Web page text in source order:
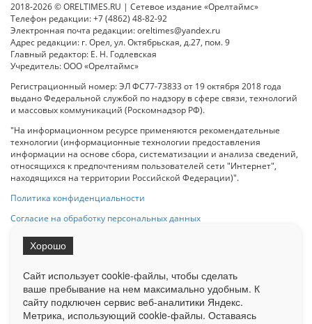
2018-2026 © ORELTIMES.RU | Сетевое издание «Орелтаймс»
Телефон редакции: +7 (4862) 48-82-92
Электронная почта редакции: oreltimes@yandex.ru
Адрес редакции: г. Орел, ул. Октябрьская, д.27, пом. 9
Главный редактор: Е. Н. Годлевская
Учредитель: ООО «Орелтаймс»
Регистрационный номер: ЭЛ ФС77-73833 от 19 октября 2018 года
выдано Федеральной службой по надзору в сфере связи, технологий
и массовых коммуникаций (Роскомнадзор РФ).
"На информационном ресурсе применяются рекомендательные
технологии (информационные технологии предоставления
информации на основе сбора, систематизации и анализа сведений,
относящихся к предпочтениям пользователей сети "Интернет",
находящихся на территории Российской Федерации)".
Политика конфиденциальности
Согласие на обработку персональных данных
При использовании любого материала с данного сайта гипер-ссылка
на Сетевое издание «ОрелТаймс» обязательна.
Ограниченная статистика посещаемости доступна на сайте
Liveinternet.ru . Подробная статистика для рекламодателей по запросу
Сайт использует cookie-файлы, чтобы сделать
ваше пребывание на нем максимально удобным. К
cайту подключен сервис веб-аналитики Яндекс.
Метрика, использующий cookie-файлы. Оставаясь
Хорошо